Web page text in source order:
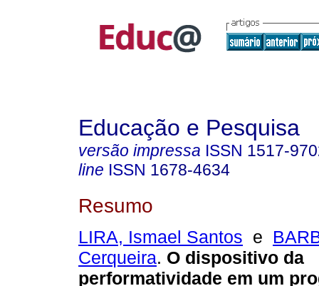
Educação e Pesquisa
versão impressa ISSN 1517-
line ISSN 1678-4634
Resumo
LIRA, Ismael Santos e
Cerqueira. O dispositivo da
performatividade em um